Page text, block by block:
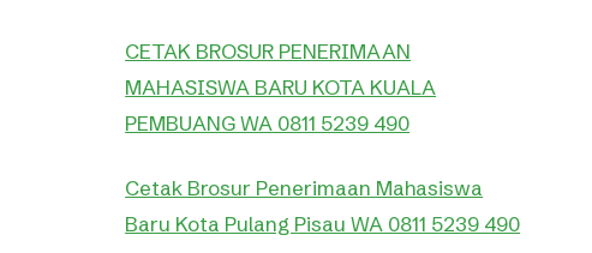
CETAK BROSUR PENERIMAAN
MAHASISWA BARU KOTA KUALA
PEMBUANG WA 0811 5239 490
Cetak Brosur Penerimaan Mahasiswa
Baru Kota Pulang Pisau WA 0811 5239 490